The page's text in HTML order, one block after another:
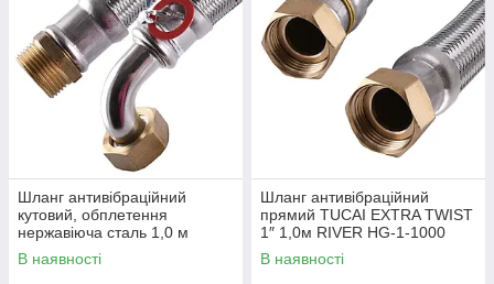
Шланг антивібраційний
кутовий, обплетення
нержавіюча сталь 1,0 м
SOLOMON 1" ЗВ HS3001,
Китай
В наявності
Шланг антивібраційний
прямий TUCAI EXTRA TWIST
1″ 1,0м RIVER НG-1-1000
204734, обплетення
нержавіюча сталь, Іспанія
В наявності